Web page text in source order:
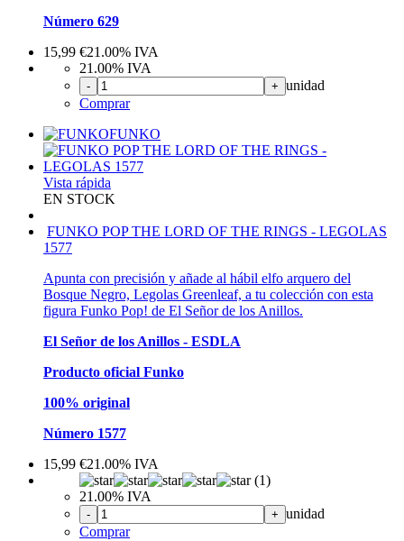
Número 629
15,99 €21.00% IVA
21.00% IVA
- + unidad
Comprar
FUNKO
Vista rápida
EN STOCK
FUNKO POP THE LORD OF THE RINGS - LEGOLAS
1577
Apunta con precisión y añade al hábil elfo arquero del
Bosque Negro, Legolas Greenleaf, a tu colección con esta
figura Funko Pop! de El Señor de los Anillos.
El Señor de los Anillos - ESDLA
Producto oficial Funko
100% original
Número 1577
15,99 €21.00% IVA
(1)
21.00% IVA
- + unidad
Comprar